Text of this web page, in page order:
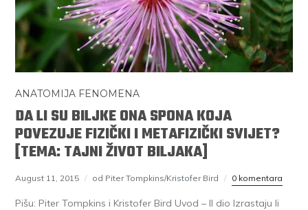
ANATOMIJA FENOMENA
DA LI SU BILJKE ONA SPONA KOJA
POVEZUJE FIZIČKI I METAFIZIČKI SVIJET?
[TEMA: TAJNI ŽIVOT BILJAKA]
August 11, 2015 od Piter Tompkins/Kristofer Bird 0 komentara
Pišu: Piter Tompkins i Kristofer Bird Uvod – II dio Izrastaju li